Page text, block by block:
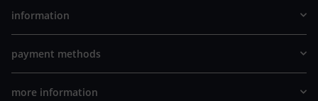
information
payment methods
more information